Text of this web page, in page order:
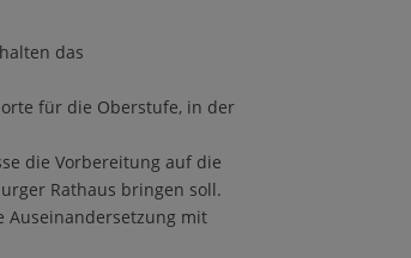
das
für die Oberstufe, in der
die Vorbereitung auf die
Rathaus bringen soll.
Auseinandersetzung mit